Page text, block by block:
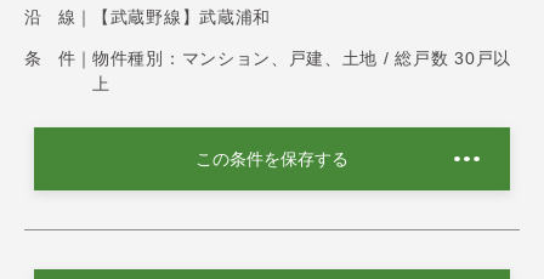
沿 線｜ 【武蔵野線】武蔵浦和
条 件｜ 物件種別：マンション、戸建、土地 / 総戸数 30戸以
上
この条件を保存する